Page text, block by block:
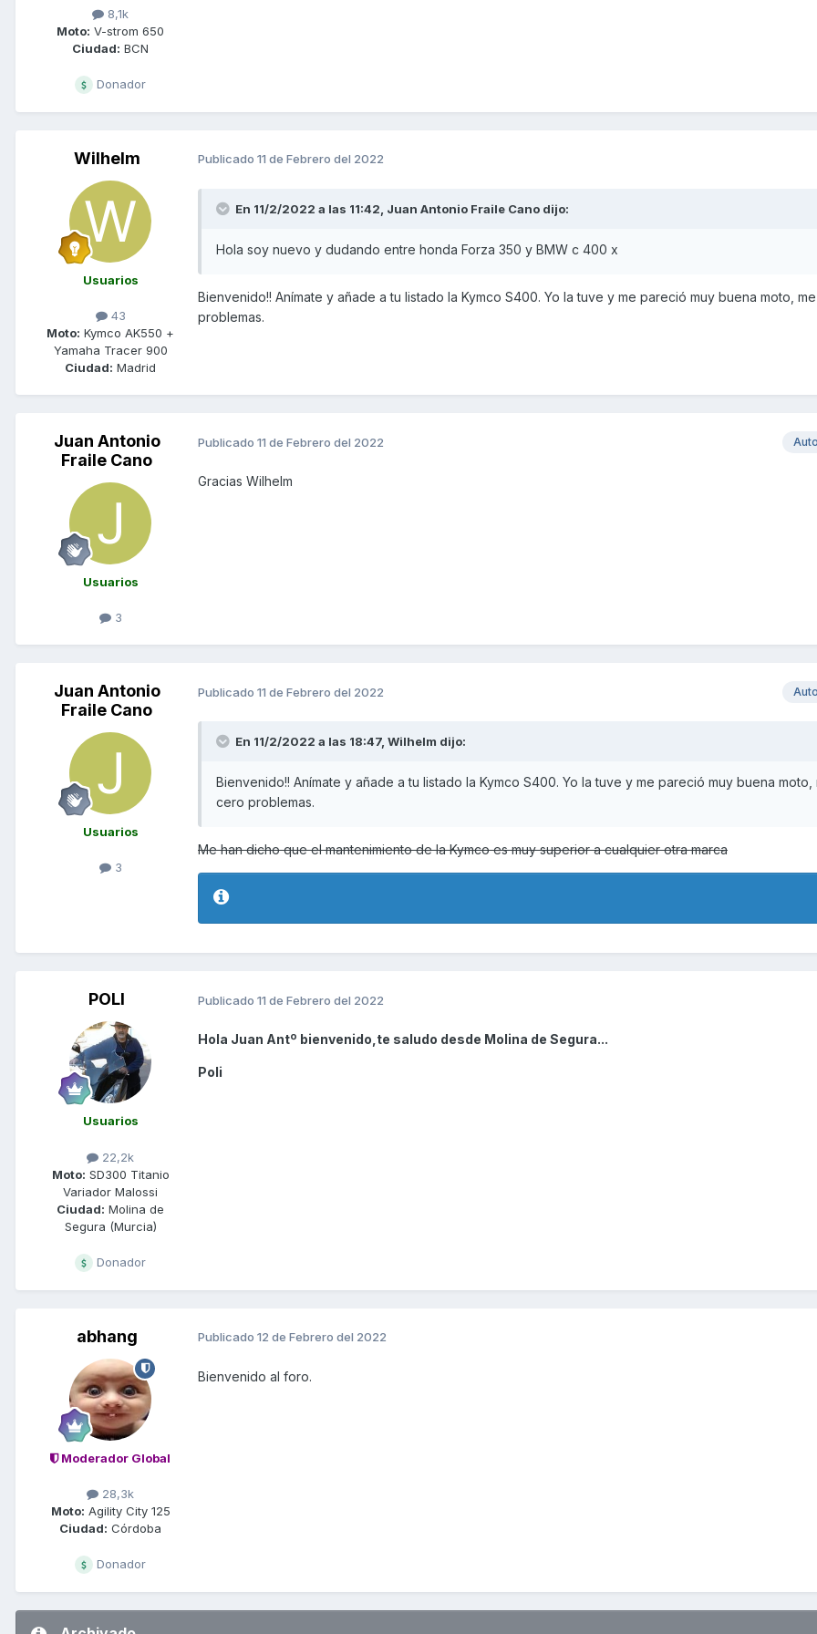
8,1k
Moto: V-strom 650
Ciudad: BCN
Donador
Wilhelm
Usuarios
43
Moto: Kymco AK550 +
Yamaha Tracer 900
Ciudad: Madrid
Publicado 11 de Febrero del 2022
En 11/2/2022 a las 11:42, Juan Antonio Fraile Cano dijo:
Hola soy nuevo y dudando entre honda Forza 350 y BMW c 400 x
Bienvenido!! Anímate y añade a tu listado la Kymco S400. Yo la tuve y me pareció muy buena moto,
problemas.
Juan Antonio
Fraile Cano
Usuarios
3
Publicado 11 de Febrero del 2022
Gracias Wilhelm
Juan Antonio
Fraile Cano
Usuarios
3
Publicado 11 de Febrero del 2022
En 11/2/2022 a las 18:47, Wilhelm dijo:
Bienvenido!! Anímate y añade a tu listado la Kymco S400. Yo la tuve y me pareció muy buena moto,
cero problemas.
Me han dicho que el mantenimiento de la Kymco es muy superior a cualquier otra marca
POLI
Usuarios
22,2k
Moto: SD300 Titanio
Variador Malossi
Ciudad: Molina de
Segura (Murcia)
Donador
Publicado 11 de Febrero del 2022
Hola Juan Antº bienvenido,te saludo desde Molina de Segura...
Poli
abhang
Moderador Global
28,3k
Moto: Agility City 125
Ciudad: Córdoba
Donador
Publicado 12 de Febrero del 2022
Bienvenido al foro.